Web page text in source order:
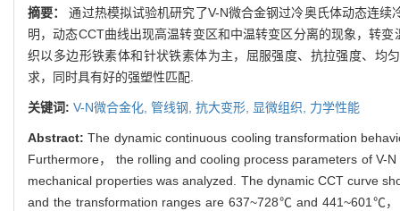
摘要：通过热模拟试验机研究了V-N微合金钢过冷奥氏体动态连
明，动态CCT曲线出现高温转变区和中温转变区分离的现象，转
织以多边形铁素体和针状铁素体为主，屈服强度、抗拉强度、均
求，同时具有好的强塑性匹配.
关键词: V-N微合金化, 管线钢, 抗大变形, 显微组织, 力学性能
Abstract:The dynamic continuous cooling transformation
Furthermore， the rolling and cooling process parameters of V-
mechanical properties was analyzed. The dynamic CCT curve
and the transformation ranges are 637~728℃ and 441~601℃